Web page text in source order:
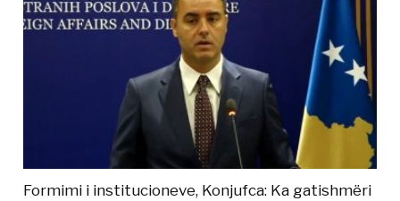
Formimi i institucioneve, Konjufca: Ka gatishmëri